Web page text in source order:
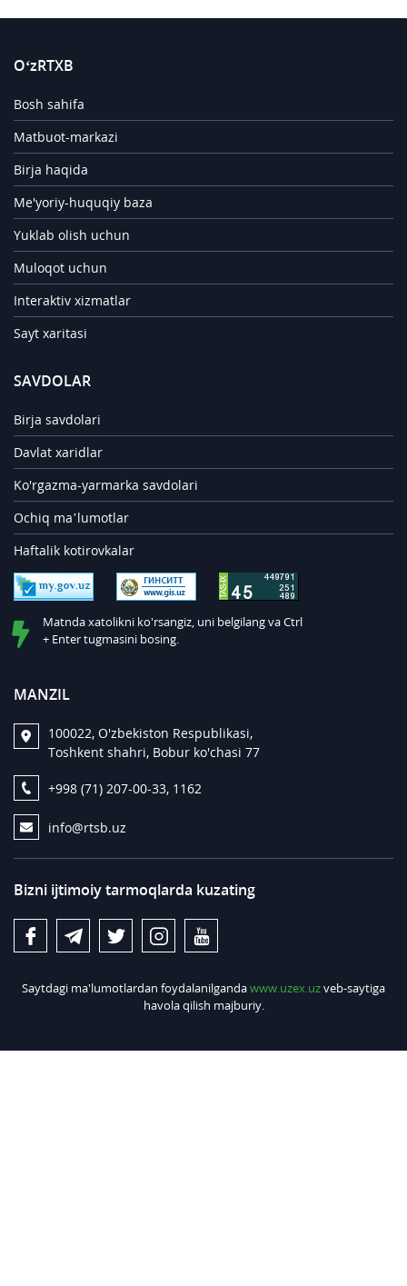
O‘zRTXB
Bosh sahifa
Matbuot-markazi
Birja haqida
Me'yoriy-huquqiy baza
Yuklab olish uchun
Muloqot uchun
Interaktiv xizmatlar
Sayt xaritasi
SAVDOLAR
Birja savdolari
Davlat xaridlar
Ko'rgazma-yarmarka savdolari
Ochiq ma’lumotlar
Haftalik kotirovkalar
Matnda xatolikni ko'rsangiz, uni belgilang va Ctrl
+ Enter tugmasini bosing.
MANZIL
100022, O'zbekiston Respublikasi,
Toshkent shahri, Bobur ko'chasi 77
+998 (71) 207-00-33, 1162
info@rtsb.uz
Bizni ijtimoiy tarmoqlarda kuzating
Saytdagi ma'lumotlardan foydalanilgandawww.uzex.uzveb-saytiga
havola qilish majburiy.